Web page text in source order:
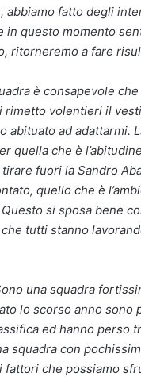
abbiamo fatto degli
in questo momento
ritorneremo a fare
è consapevole
volentieri il
abituato ad adattarmi.
quella che è
fuori la Sandro
quello che è
si sposa bene
tutti stanno
una squadra
lo scorso anno
ed hanno perso
squadra con
fattori che possiamo